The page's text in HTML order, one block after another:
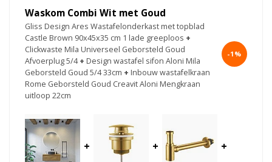
Waskom Combi Wit met Goud
Gliss Design Ares Wastafelonderkast met topblad
Castle Brown 90x45x35 cm 1 lade greeploos +
Clickwaste Mila Universeel Geborsteld Goud
Afvoerplug 5/4 + Design wastafel sifon Aloni Mila
Geborsteld Goud 5/4 33cm + Inbouw wastafelkraan
Rome Geborsteld Goud Creavit Aloni Mengkraan
uitloop 22cm
-1%
+ + +